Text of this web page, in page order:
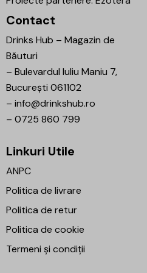
Contact
Drinks Hub – Magazin de
Băuturi
– Bulevardul Iuliu Maniu 7,
București 061102
– info@drinkshub.ro
– 0725 860 799
Linkuri Utile
ANPC
Politica de livrare
Politica de retur
Politica de cookie
Termeni și condiții